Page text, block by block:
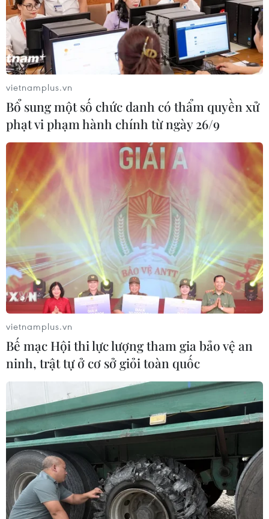
TIN CÙNG CHUYÊN MỤC
Cuộc tìm kiếm và vá lại những 'trái
07/08/2026 04:03
Hà Nội cảnh báo về việc sử dụng tế
bào gốc trong khám chữa bệnh, làm
đẹp
07/08/2026 03:03
vietnamplus.vn
Bổ sung một số chức danh có thẩm quyền xử
phạt vi phạm hành chính từ ngày 26/9
vietnamplus.vn
Bế mạc Hội thi lực lượng tham gia bảo vệ an
ninh, trật tự ở cơ sở giỏi toàn quốc